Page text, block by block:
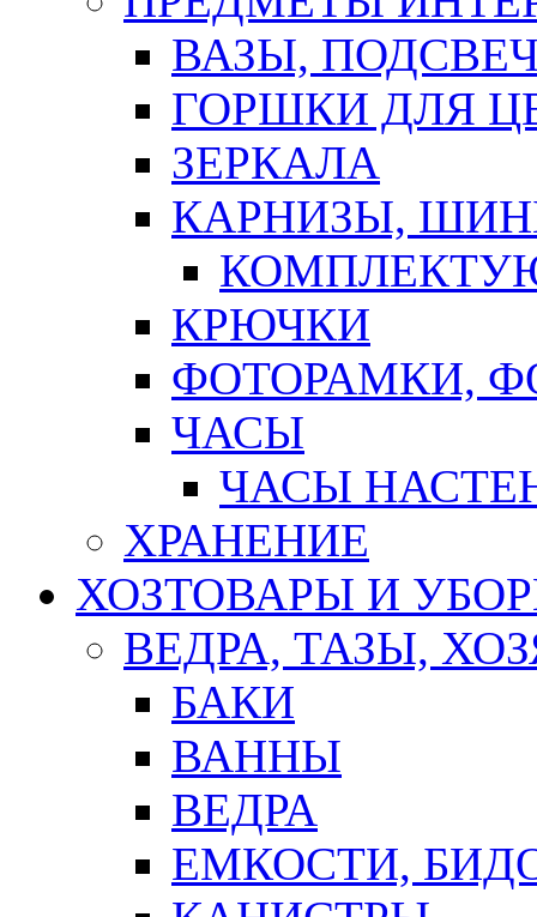
ВАЗЫ,
ГОРШКИ ДЛЯ
ЗЕРКАЛА
КАРНИЗЫ,
КРЮЧКИ
ФОТОРАМКИ,
ЧАСЫ
ЧАСЫ
ХРАНЕНИЕ
ХОЗТОВАРЫ И
ВЕДРА, ТАЗЫ,
БАКИ
ВАННЫ
ВЕДРА
ЕМКОСТИ,